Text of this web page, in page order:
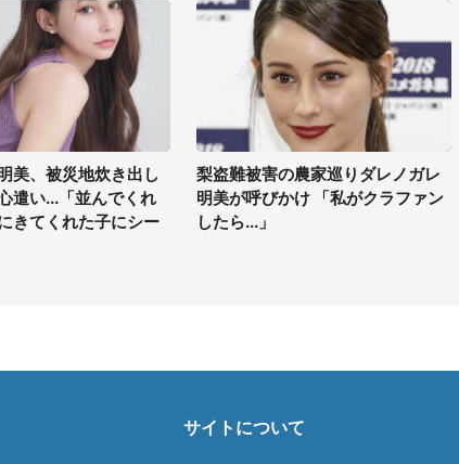
美、被災地炊き出し
遣い...「並んでくれ
きてくれた子にシー
梨盗難被害の農家巡りダレノガレ
明美が呼びかけ 「私がクラファン
したら...」
サイトについて